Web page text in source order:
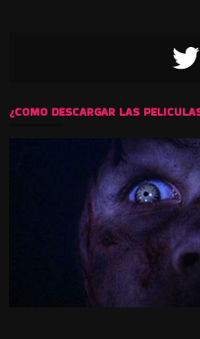
¿COMO DESCARGAR LAS